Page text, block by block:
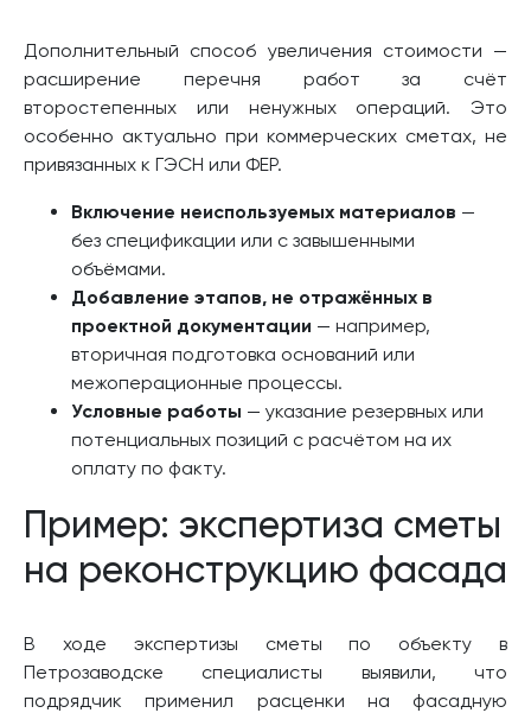
Дополнительный способ увеличения стоимости —
расширение перечня работ за счёт
второстепенных или ненужных операций. Это
особенно актуально при коммерческих сметах, не
привязанных к ГЭСН или ФЕР.
Включение неиспользуемых материалов —
без спецификации или с завышенными
объёмами.
Добавление этапов, не отражённых в
проектной документации — например,
вторичная подготовка оснований или
межоперационные процессы.
Условные работы — указание резервных или
потенциальных позиций с расчётом на их
оплату по факту.
Пример: экспертиза сметы
на реконструкцию фасада
В ходе экспертизы сметы по объекту в
Петрозаводске специалисты выявили, что
подрядчик применил расценки на фасадную